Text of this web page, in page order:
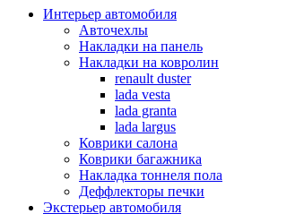
Интерьер автомобиля
Авточехлы
Накладки на панель
Накладки на ковролин
renault duster
lada vesta
lada granta
lada largus
Коврики салона
Коврики багажника
Накладка тоннеля пола
Деффлекторы печки
Экстерьер автомобиля